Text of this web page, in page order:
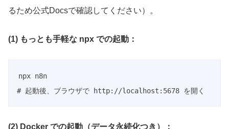
るため公式Docsで確認してください）。
(1) もっとも手軽な npx での起動：
npx n8n
# 起動後、ブラウザで http://localhost:5678 を開く
(2) Docker での起動（データ永続化つき）：